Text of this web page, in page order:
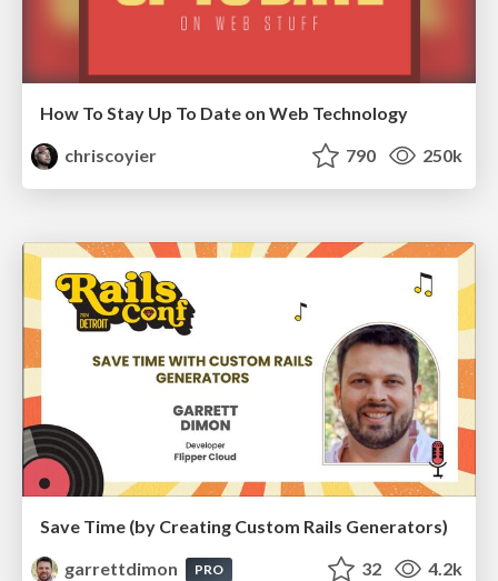
How To Stay Up To Date on Web Technology
chriscoyier
790 250k
Save Time (by Creating Custom Rails Generators)
garrettdimon
PRO 32 4.2k